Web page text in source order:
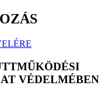
VÉDELMÉBEN